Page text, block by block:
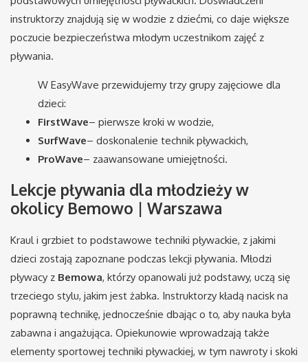
instruktorzy znajdują się w wodzie z dziećmi, co daje większe
poczucie bezpieczeństwa młodym uczestnikom zajęć z
pływania.
W EasyWave przewidujemy trzy grupy zajęciowe dla
dzieci:
FirstWave– pierwsze kroki w wodzie,
SurfWave– doskonalenie technik pływackich,
ProWave– zaawansowane umiejętności.
Lekcje pływania dla młodzieży w
okolicy Bemowo | Warszawa
Kraul i grzbiet to podstawowe techniki pływackie, z jakimi
dzieci zostają zapoznane podczas lekcji pływania. Młodzi
pływacy z Bemowa, którzy opanowali już podstawy, uczą się
trzeciego stylu, jakim jest żabka. Instruktorzy kładą nacisk na
poprawną technikę, jednocześnie dbając o to, aby nauka była
zabawna i angażująca. Opiekunowie wprowadzają także
elementy sportowej techniki pływackiej, w tym nawroty i skoki